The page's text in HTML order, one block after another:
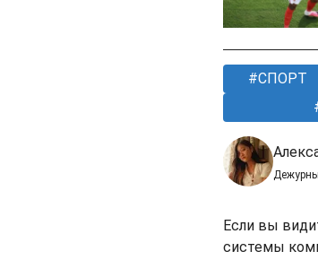
СПОРТ
Если вы
системы